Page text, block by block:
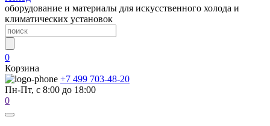
оборудование и материалы для искусственного холода и
климатических установок
0
Корзина
+7 499 703-48-20
Пн-Пт, с 8:00 до 18:00
0